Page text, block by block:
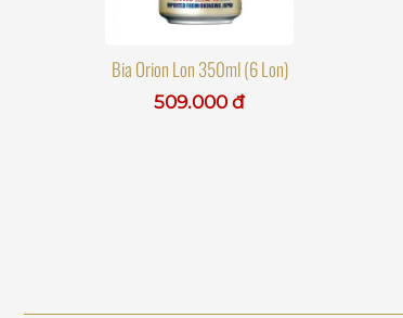
Bia Orion Lon 350ml (6 Lon)
509.000 đ